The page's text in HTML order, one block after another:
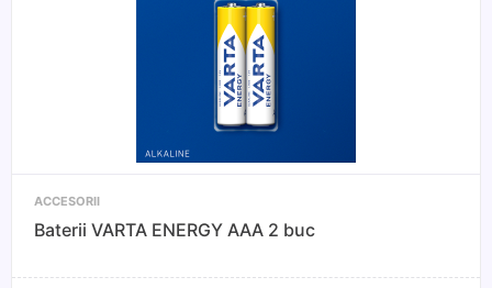
ACCESORII
Baterii VARTA ENERGY AAA 2 buc